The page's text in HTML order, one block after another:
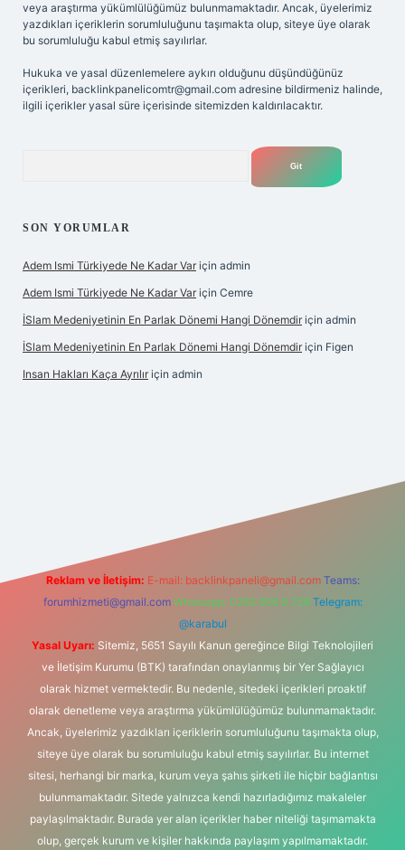
veya araştırma yükümlülüğümüz bulunmamaktadır. Ancak, üyelerimiz
yazdıkları içeriklerin sorumluluğunu taşımakta olup, siteye üye olarak
bu sorumluluğu kabul etmiş sayılırlar.
Hukuka ve yasal düzenlemelere aykırı olduğunu düşündüğünüz
içerikleri, backlinkpanelicomtr@gmail.com adresine bildirmeniz halinde,
ilgili içerikler yasal süre içerisinde sitemizden kaldırılacaktır.
SON YORUMLAR
Adem Ismi Türkiyede Ne Kadar Var için admin
Adem Ismi Türkiyede Ne Kadar Var için Cemre
İSlam Medeniyetinin En Parlak Dönemi Hangi Dönemdir için admin
İSlam Medeniyetinin En Parlak Dönemi Hangi Dönemdir için Figen
Insan Hakları Kaça Ayrılır için admin
Reklam ve İletişim: E-mail: backlinkpaneli@gmail.com Teams:
forumhizmeti@gmail.com Whatsapp: 0262 606 0 726 Telegram:
@karabul
Yasal Uyarı: Sitemiz, 5651 Sayılı Kanun gereğince Bilgi Teknolojileri
ve İletişim Kurumu (BTK) tarafından onaylanmış bir Yer Sağlayıcı
olarak hizmet vermektedir. Bu nedenle, sitedeki içerikleri proaktif
olarak denetleme veya araştırma yükümlülüğümüz bulunmamaktadır.
Ancak, üyelerimiz yazdıkları içeriklerin sorumluluğunu taşımakta olup,
siteye üye olarak bu sorumluluğu kabul etmiş sayılırlar. Bu internet
sitesi, herhangi bir marka, kurum veya şahıs şirketi ile hiçbir bağlantısı
bulunmamaktadır. Sitede yalnızca kendi hazırladığımız makaleler
paylaşılmaktadır. Burada yer alan içerikler haber niteliği taşımamakta
olup, gerçek kurum ve kişiler hakkında paylaşım yapılmamaktadır.